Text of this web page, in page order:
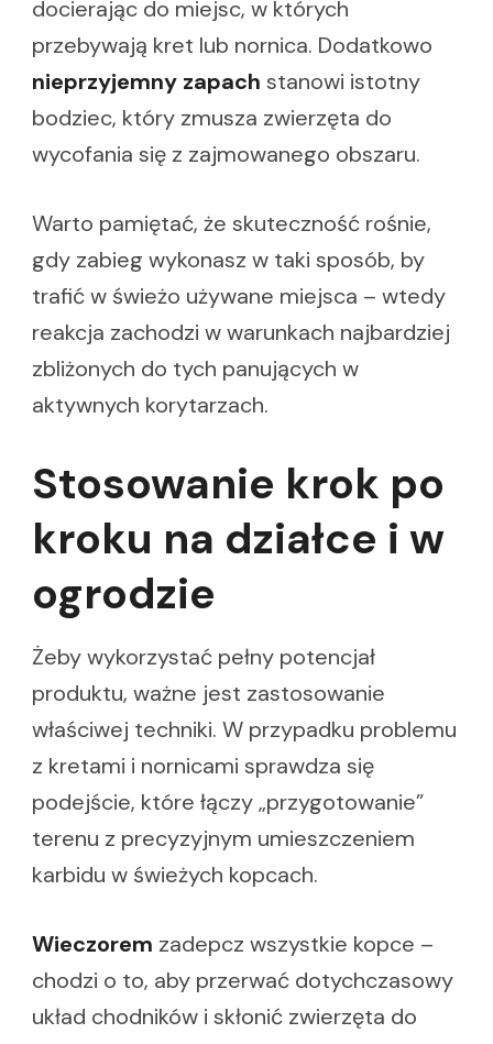
docierając do miejsc, w których
przebywają kret lub nornica. Dodatkowo
nieprzyjemny zapach stanowi istotny
bodziec, który zmusza zwierzęta do
wycofania się z zajmowanego obszaru.
Warto pamiętać, że skuteczność rośnie,
gdy zabieg wykonasz w taki sposób, by
trafić w świeżo używane miejsca – wtedy
reakcja zachodzi w warunkach najbardziej
zbliżonych do tych panujących w
aktywnych korytarzach.
Stosowanie krok po
kroku na działce i w
ogrodzie
Żeby wykorzystać pełny potencjał
produktu, ważne jest zastosowanie
właściwej techniki. W przypadku problemu
z kretami i nornicami sprawdza się
podejście, które łączy „przygotowanie”
terenu z precyzyjnym umieszczeniem
karbidu w świeżych kopcach.
Wieczorem zadepcz wszystkie kopce –
chodzi o to, aby przerwać dotychczasowy
układ chodników i skłonić zwierzęta do